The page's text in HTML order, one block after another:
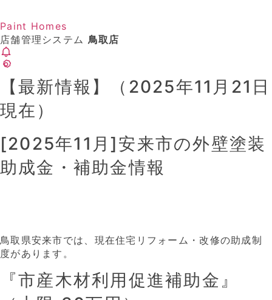
Paint Homes
店舗管理システム 鳥取店
【最新情報】（2025年11月21日
現在）
[2025年11月]安来市の外壁塗装
助成金・補助金情報
鳥取県安来市では、現在住宅リフォーム・改修の助成制
度があります。
『市産木材利用促進補助金』